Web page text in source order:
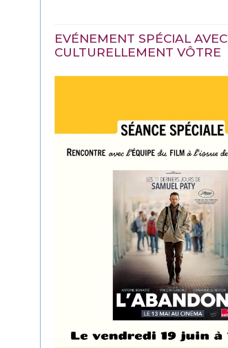
EVÉNEMENT SPÉCIAL AVEC
CULTURELLEMENT VÔTRE